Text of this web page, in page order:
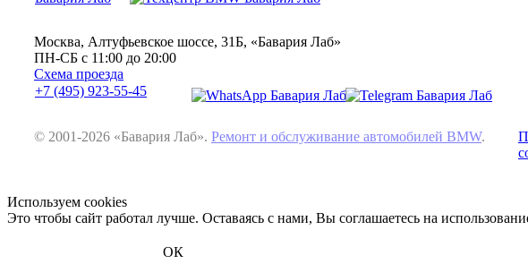
Москва, Алтуфьевское шоссе, 31Б, «Бавария Лаб»
ПН-СБ с 11:00 до 20:00
Схема проезда
+7 (495) 923-55-45
© 2001-2026 «Бавария Лаб». Ремонт и обслуживание автомобилей BMW.
Используем cookies
Это чтобы сайт работал лучше. Оставаясь с нами, Вы соглашаетесь на
ОК